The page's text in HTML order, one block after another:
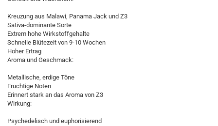
Kreuzung aus Malawi, Panama Jack und Z3
Sativa-dominante Sorte
Extrem hohe Wirkstoffgehalte
Schnelle Blütezeit von 9-10 Wochen
Hoher Ertrag
Aroma und Geschmack:
Metallische, erdige Töne
Fruchtige Noten
Erinnert stark an das Aroma von Z3
Wirkung:
Psychedelisch und euphorisierend